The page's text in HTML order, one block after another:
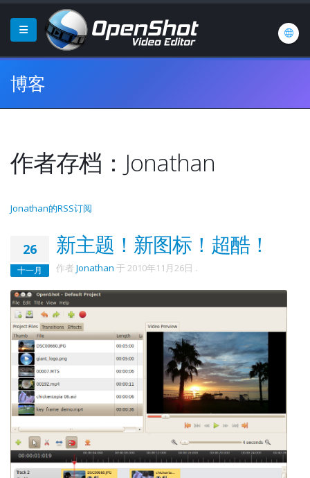
博客
作者存档：Jonathan
Jonathan的RSS订阅
26
十一月
新主题！新图标！超酷！
作者 Jonathan 于 2010年11月26日 .